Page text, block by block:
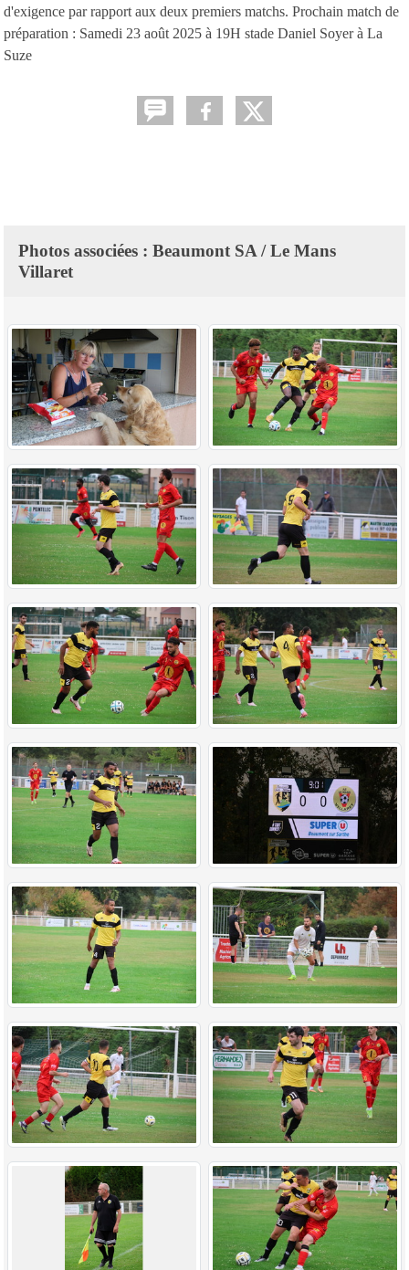
d'exigence par rapport aux deux premiers matchs. Prochain match de
préparation : Samedi 23 août 2025 à 19H stade Daniel Soyer à La
Suze
Photos associées : Beaumont SA / Le Mans
Villaret